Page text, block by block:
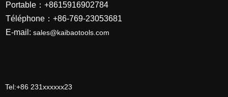
Portable：+8615916902784
Téléphone：+86-769-23053681
E-mail: sales@kaibaotools.com
Tel:+86 231xxxxxx23